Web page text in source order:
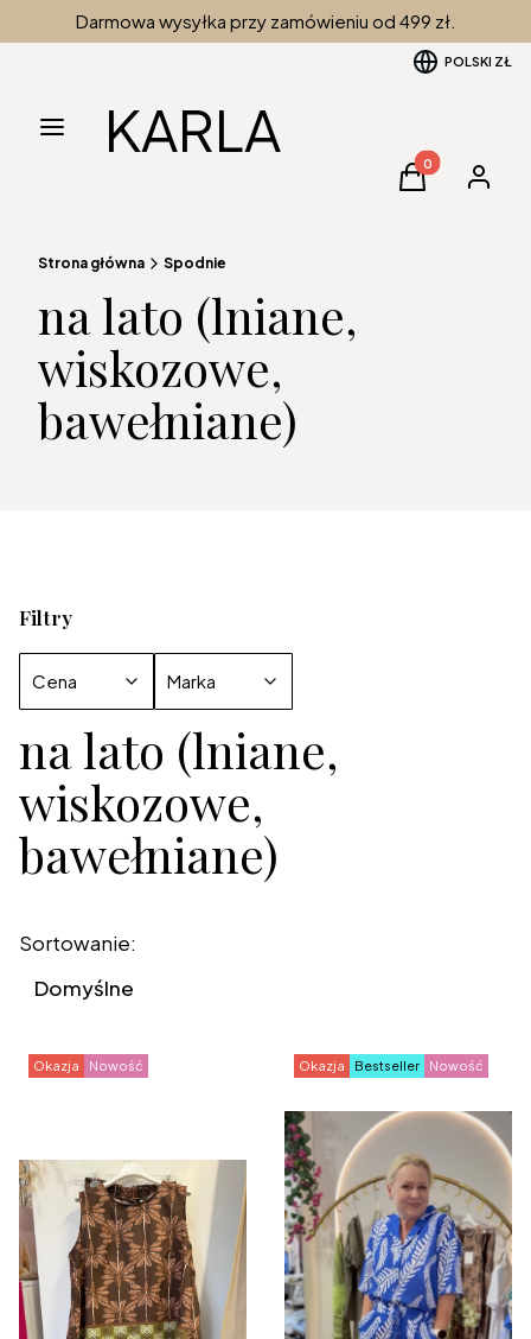
Darmowa wysyłka przy zamówieniu od 499 zł.
POLSKI ZŁ
Menu KARLA
Produkty w
Koszyk Zaloguj
Strona główna Spodnie
na lato (lniane,
wiskozowe,
bawełniane)
Filtry
Cena Marka
Koniec filtrów
na lato (lniane,
wiskozowe,
bawełniane)
Lista produktów
Sortowanie:
Domyślne
Okazja Nowość Okazja Bestseller Nowość